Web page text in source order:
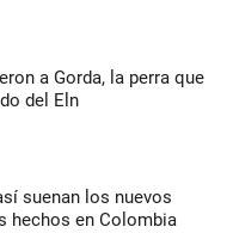
a Gorda, la perra que
del Eln
suenan los nuevos
hechos en Colombia